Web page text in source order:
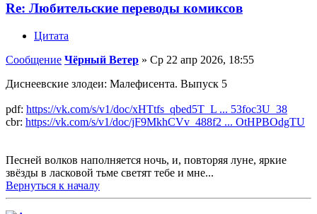
Re: Любительские переводы комиксов
Цитата
Сообщение Чёрный Ветер » Ср 22 апр 2026, 18:55
Диснеевские злодеи: Малефисента. Выпуск 5
pdf: https://vk.com/s/v1/doc/xHTtfs_qbed5T_L ... 53foc3U_38
cbr: https://vk.com/s/v1/doc/jF9MkhCVv_488f2 ... OtHPBOdgTU
Песней волков наполняется ночь, и, повторяя луне, яркие
звёзды в ласковой тьме светят тебе и мне...
Вернуться к началу